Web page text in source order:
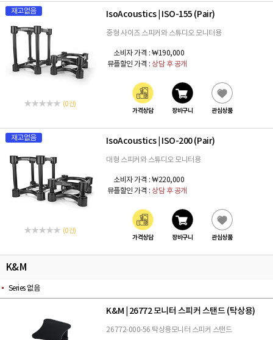
재고없음
(0 건)
IsoAcoustics ISO-155 (Pair)
중형 사이즈 스피커와 스튜디오 모니터용
소비자 가격 : ₩190,000
뮤플할인 가격 : 상담 후 공개
가격상담 장바구니 관심상품
재고없음
(0 건)
IsoAcoustics ISO-200 (Pair)
대형 스피커와 스튜디오 모니터용
소비자 가격 : ₩220,000
뮤플할인 가격 : 상담 후 공개
가격상담 장바구니 관심상품
K&M
Series 없음
K&M 26772 모니터 스피커 스탠드 (탁상용)
26772-000-56 탁상용모니터 스피커 스탠드